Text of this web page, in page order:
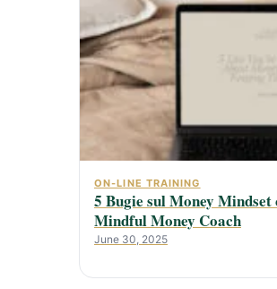
ON-LINE TRAINING
5 Bugie sul Money Mindset
Mindful Money Coach
June 30, 2025